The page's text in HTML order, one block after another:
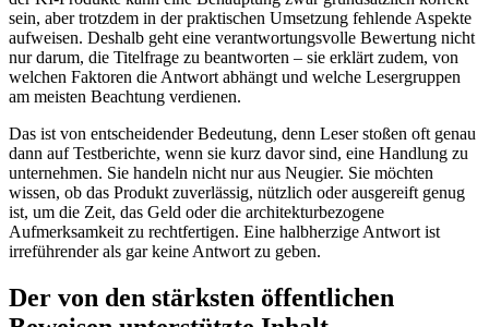
sein, aber trotzdem in der praktischen Umsetzung fehlende Aspekte
aufweisen. Deshalb geht eine verantwortungsvolle Bewertung nicht
nur darum, die Titelfrage zu beantworten – sie erklärt zudem, von
welchen Faktoren die Antwort abhängt und welche Lesergruppen
am meisten Beachtung verdienen.
Das ist von entscheidender Bedeutung, denn Leser stoßen oft genau
dann auf Testberichte, wenn sie kurz davor sind, eine Handlung zu
unternehmen. Sie handeln nicht nur aus Neugier. Sie möchten
wissen, ob das Produkt zuverlässig, nützlich oder ausgereift genug
ist, um die Zeit, das Geld oder die architekturbezogene
Aufmerksamkeit zu rechtfertigen. Eine halbherzige Antwort ist
irreführender als gar keine Antwort zu geben.
Der von den stärksten öffentlichen